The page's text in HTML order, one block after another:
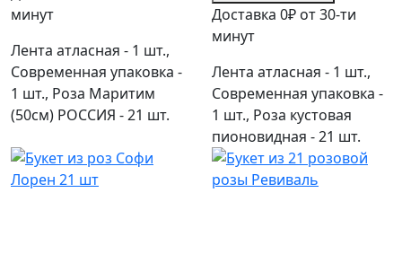
минут
Лента атласная - 1 шт.,
Современная упаковка -
1 шт., Роза Маритим
(50см) РОССИЯ - 21 шт.
Доставка 0₽ от 30-ти
минут
Лента атласная - 1 шт.,
Современная упаковка -
1 шт., Роза кустовая
пионовидная - 21 шт.